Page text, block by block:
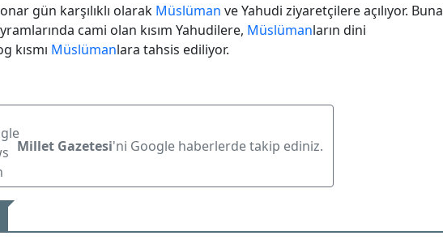
gün karşılıklı olarak Müslüman ve Yahudi ziyaretçilere açılıyor. Buna
cami olan kısım Yahudilere, Müslümanların dini
kısmı Müslümanlara tahsis ediliyor.
Millet Gazetesi'ni Google haberlerde takip ediniz.